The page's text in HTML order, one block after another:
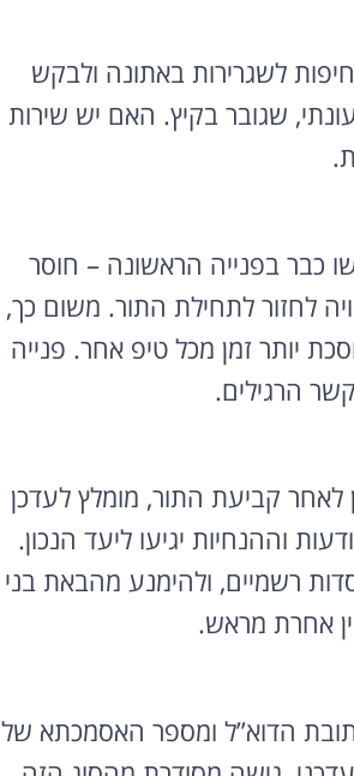
לשגרירות באתונה ולבקש
שגובר בקיץ. האם יש שירות
כבר בפנייה הראשונה – חוסר
לחזור לתחילת התור. משום כך,
יותר זמן מכל טיפ אחר. פנייה
הרגילים.
קביעת התור, מומלץ לעדכן
וההנחיות יגיעו ליעד הנכון.
רשמיים, ולהימנע מהבאת בני
אחרת מראש.
הדוא”ל ומספר האסמכתא של